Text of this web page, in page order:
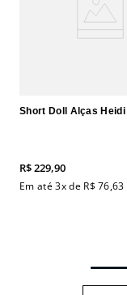
Short Doll Alças Heidi
R$229,90
Em até3x de R$ 76,63